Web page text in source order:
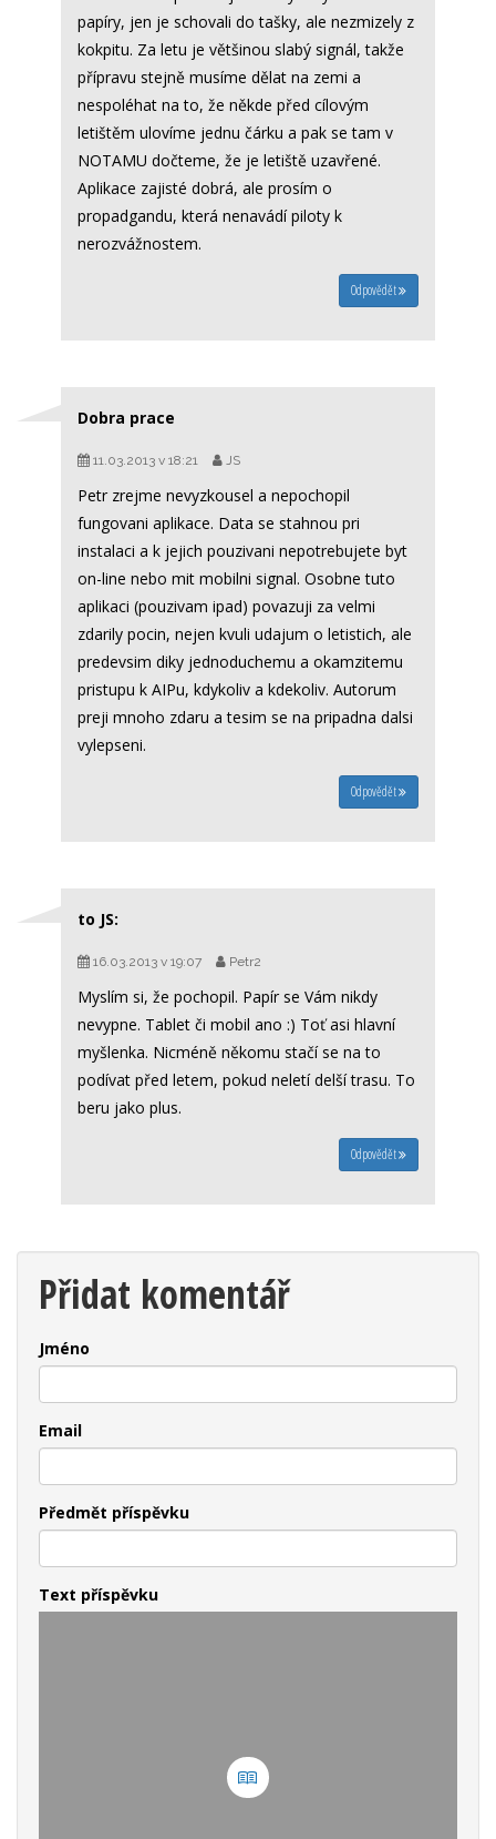
papíry, jen je schovali do tašky, ale nezmizely z
kokpitu. Za letu je většinou slabý signál, takže
přípravu stejně musíme dělat na zemi a
nespoléhat na to, že někde před cílovým
letištěm ulovíme jednu čárku a pak se tam v
NOTAMU dočteme, že je letiště uzavřené.
Aplikace zajisté dobrá, ale prosím o
propadgandu, která nenavádí piloty k
nerozvážnostem.
Odpovědět
Dobra prace
11.03.2013 v 18:21 JS
Petr zrejme nevyzkousel a nepochopil
fungovani aplikace. Data se stahnou pri
instalaci a k jejich pouzivani nepotrebujete byt
on-line nebo mit mobilni signal. Osobne tuto
aplikaci (pouzivam ipad) povazuji za velmi
zdarily pocin, nejen kvuli udajum o letistich, ale
predevsim diky jednoduchemu a okamzitemu
pristupu k AIPu, kdykoliv a kdekoliv. Autorum
preji mnoho zdaru a tesim se na pripadna dalsi
vylepseni.
Odpovědět
to JS:
16.03.2013 v 19:07 Petr2
Myslím si, že pochopil. Papír se Vám nikdy
nevypne. Tablet či mobil ano :) Toť asi hlavní
myšlenka. Nicméně někomu stačí se na to
podívat před letem, pokud neletí delší trasu. To
beru jako plus.
Odpovědět
Přidat komentář
Jméno
Email
Předmět příspěvku
Text příspěvku